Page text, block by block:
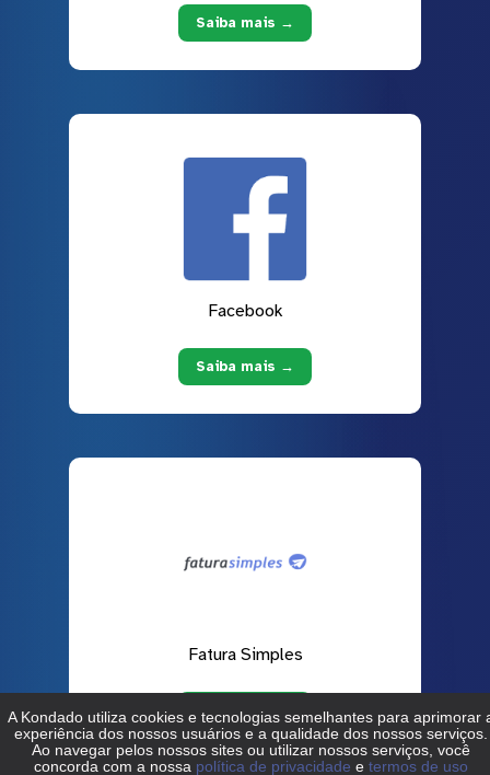
Saiba mais →
Facebook
Saiba mais →
Fatura Simples
Saiba mais →